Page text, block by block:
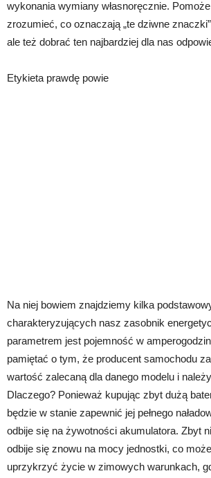
wykonania wymiany własnoręcznie.
zrozumieć, co oznaczają „te dziwne
ale też dobrać ten najbardziej dla nas
Etykieta prawdę powie
Na niej bowiem znajdziemy kilka
charakteryzujących nasz zasobnik
parametrem jest pojemność w
pamiętać o tym, że producent samochodu
wartość zalecaną dla danego modelu i
Dlaczego? Ponieważ kupując zbyt dużą
będzie w stanie zapewnić jej pełnego
odbije się na żywotności akumulatora. Zbyt
odbije się znowu na mocy jednostki, co
uprzykrzyć życie w zimowych warunkach,